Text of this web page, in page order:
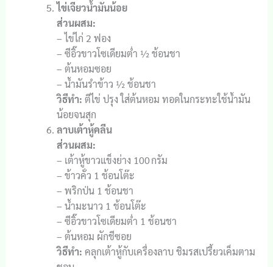
ไข่เจียวน้ำมันน้อย
ส่วนผสม:
– ไข่ไก่ 2 ฟอง
– ซีอิ๊วขาวโซเดียมต่ำ ½ ช้อนชา
– ต้นหอมซอย
– น้ำมันรำข้าว ½ ช้อนชา
วิธีทำ: ตีไข่ ปรุง ใส่ต้นหอม ทอดในกระทะใช้น้ำมัน
น้อยจนสุก
ลาบเต้าหู้คลีน
ส่วนผสม:
– เต้าหู้ขาวแข็งย่าง 100 กรัม
– ข้าวคั่ว 1 ช้อนโต๊ะ
– พริกป่น 1 ช้อนชา
– น้ำมะนาว 1 ช้อนโต๊ะ
– ซีอิ๊วขาวโซเดียมต่ำ 1 ช้อนชา
– ต้นหอม ผักชีซอย
วิธีทำ: คลุกเต้าหู้กับเครื่องลาบ ชิมรสเปรี้ยวเค็มตาม